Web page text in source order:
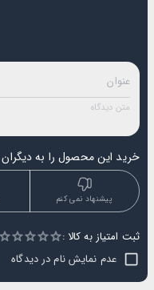
خرید این محصول را به
پیشنهاد نمی کنم
ثبت امتیاز به کالا :
1 Star
2 Stars
3 Stars
4 Stars
5 Stars
Empty
عدم نمایش نام در دیدگاه